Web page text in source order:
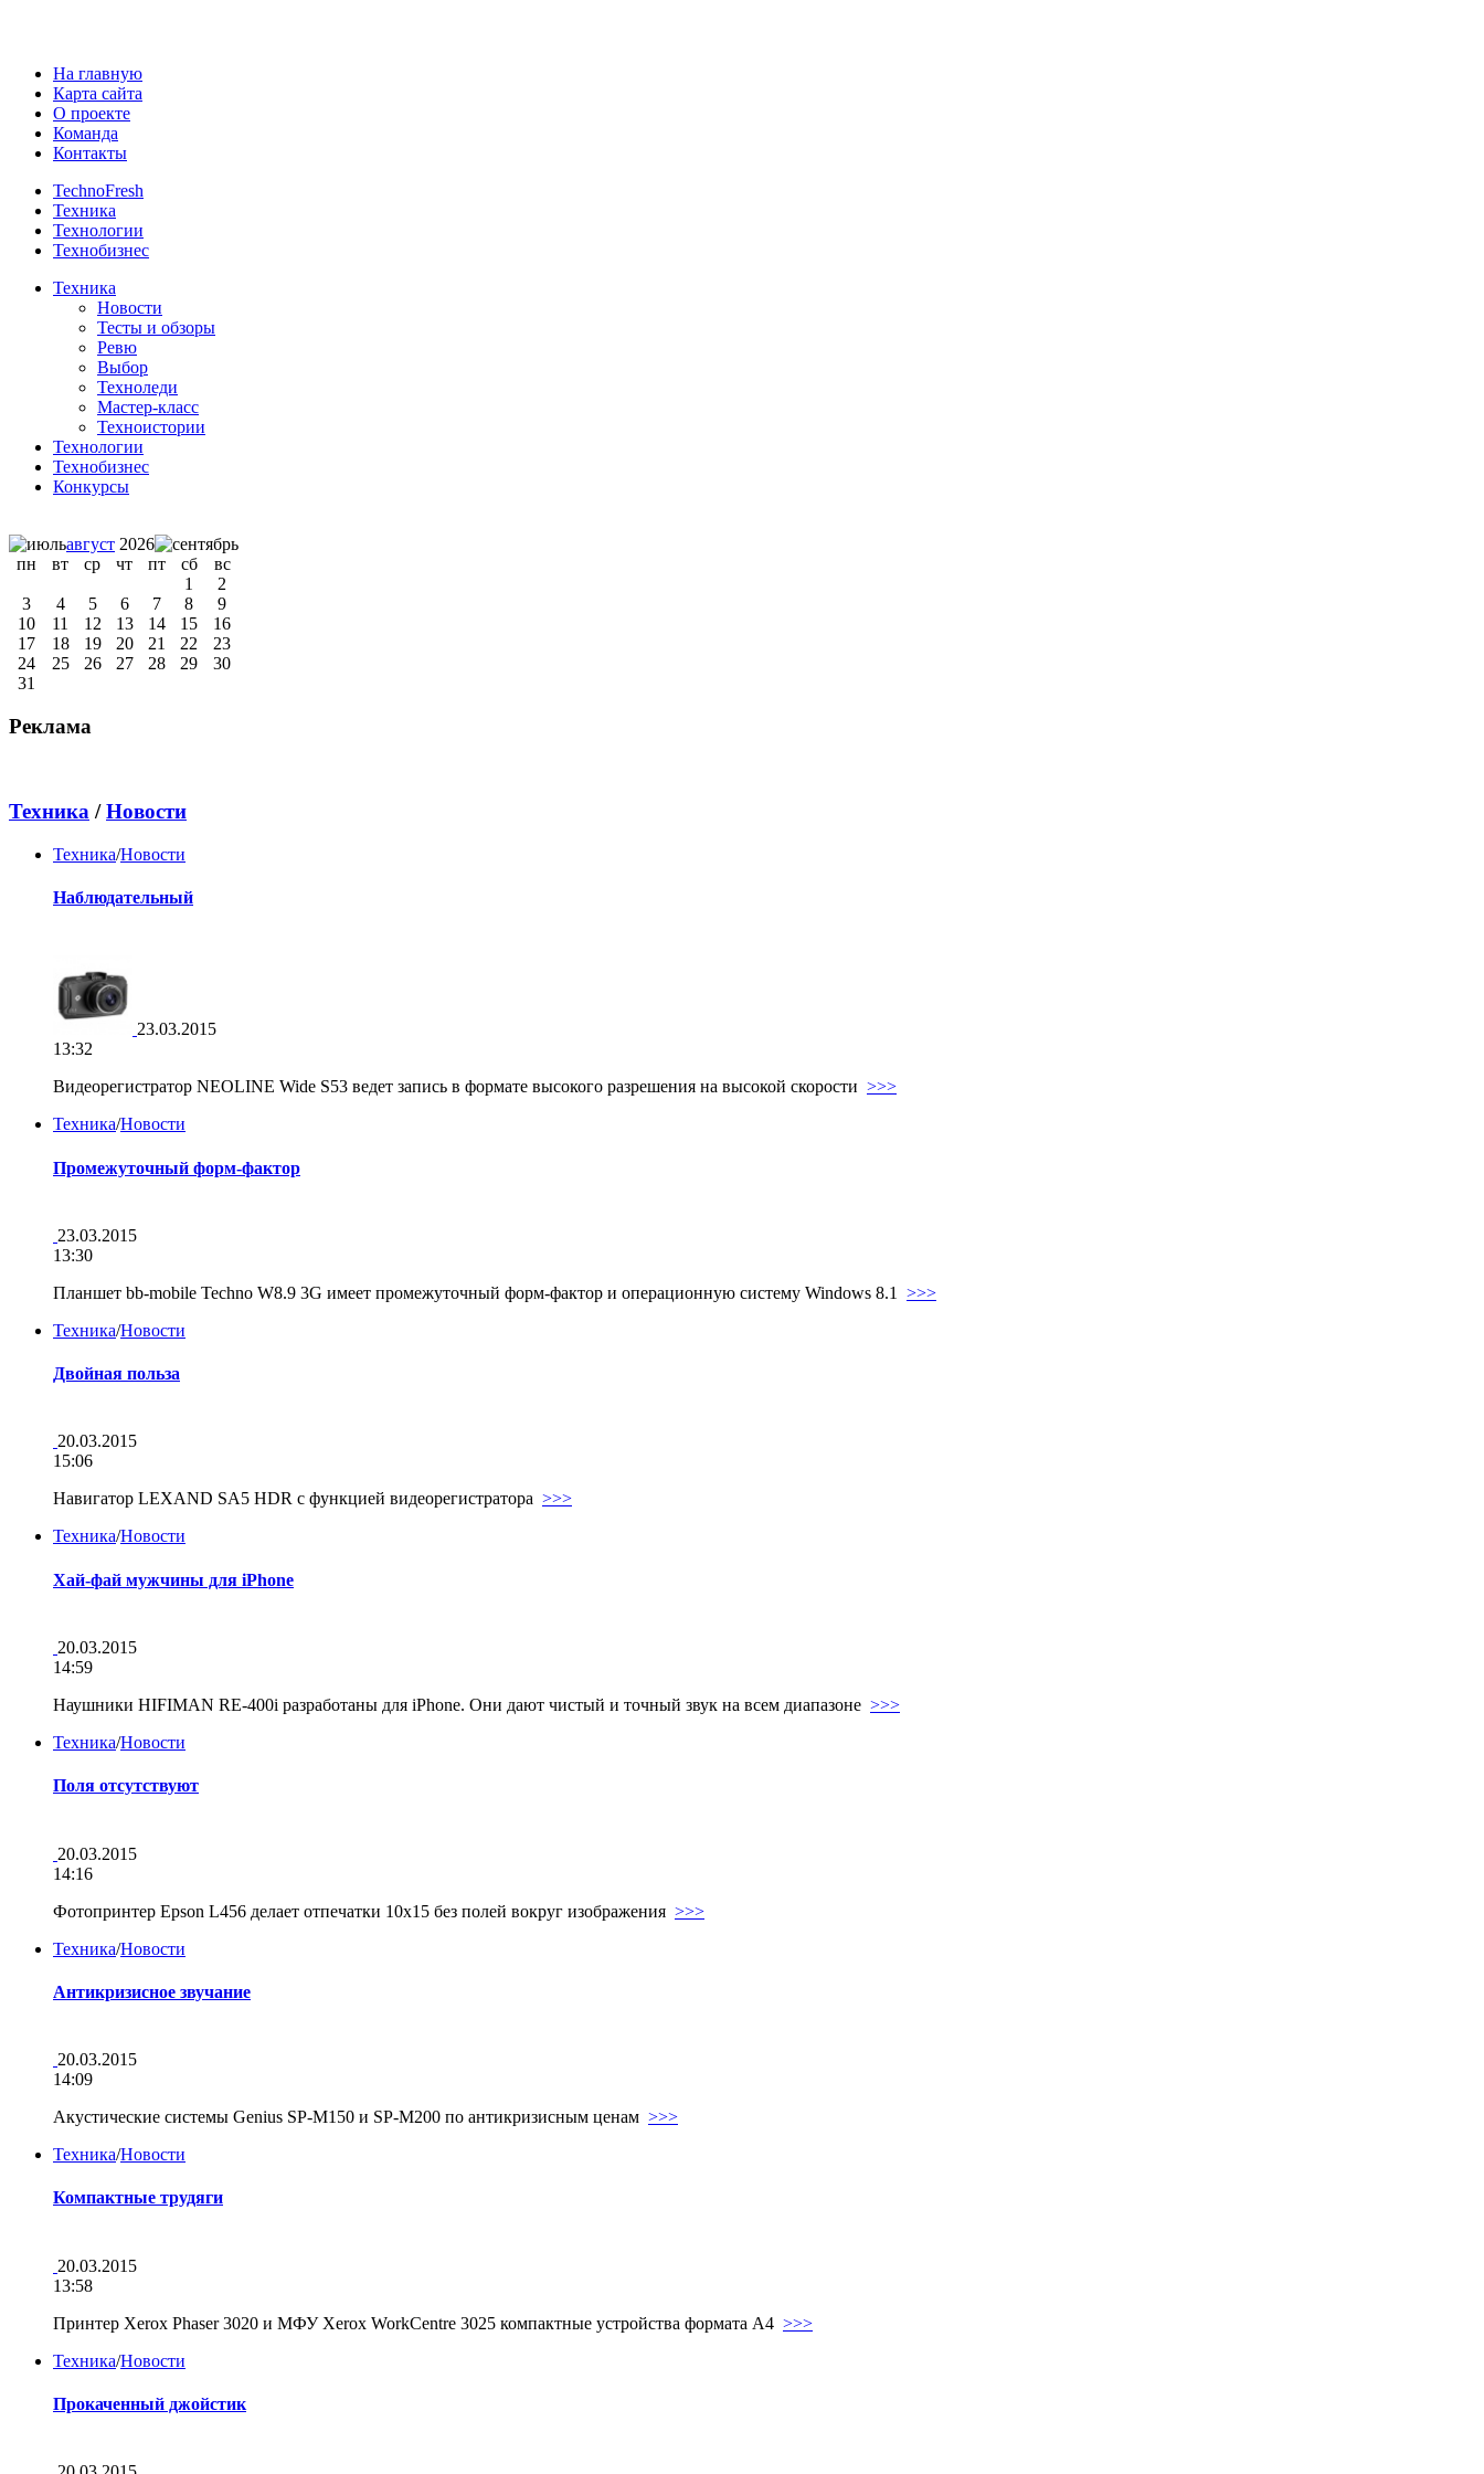
На главную
Карта сайта
О проекте
Команда
Контакты
TechnoFresh
Техника
Технологии
Технобизнес
Техника
Новости
Тесты и обзоры
Ревю
Выбор
Техноледи
Мастер-класс
Техноистории
Технологии
Технобизнес
Конкурсы
август 2026
пн
вт ср чт пт сб
вс
1
2
3
4 5 6 7 8
9
10
11 12 13 14 15
16
17
18 19 20 21 22
23
24
25 26 27 28 29
30
31
Реклама
Техника /Новости
Техника/Новости
Наблюдательный
23.03.2015
13:32
Видеорегистратор NEOLINE Wide S53 ведет запись в формате высокого разрешения на высокой скорости >>>
Техника/Новости
Промежуточный форм-фактор
23.03.2015
13:30
Планшет bb-mobile Techno W8.9 3G имеет промежуточный форм-фактор и операционную систему Windows 8.1 >>>
Техника/Новости
Двойная польза
20.03.2015
15:06
Навигатор LEXAND SA5 HDR с функцией видеорегистратора >>>
Техника/Новости
Хай-фай мужчины для iPhone
20.03.2015
14:59
Наушники HIFIMAN RE-400i разработаны для iPhone. Они дают чистый и точный звук на всем диапазоне >>>
Техника/Новости
Поля отсутствуют
20.03.2015
14:16
Фотопринтер Epson L456 делает отпечатки 10х15 без полей вокруг изображения >>>
Техника/Новости
Антикризисное звучание
20.03.2015
14:09
Акустические системы Genius SP-M150 и SP-M200 по антикризисным ценам >>>
Техника/Новости
Компактные трудяги
20.03.2015
13:58
Принтер Xerox Phaser 3020 и МФУ Xerox WorkCentre 3025 компактные устройства формата А4 >>>
Техника/Новости
Прокаченный джойстик